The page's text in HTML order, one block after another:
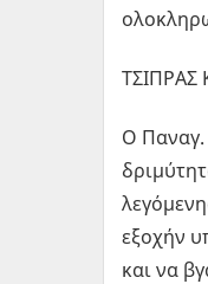
ΤΣΙΠΡΑΣ
Ο Παναγ.
εξοχήν
και να